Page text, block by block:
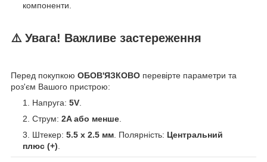
компоненти.
⚠️ Увага! Важливе застереження
Перед покупкою ОБОВ'ЯЗКОВО перевірте параметри та
роз'єм Вашого пристрою:
Напруга: 5V
Струм: 2A або менше
Штекер: 5.5 x 2.5 мм . Полярність: Центральний
плюс (+)